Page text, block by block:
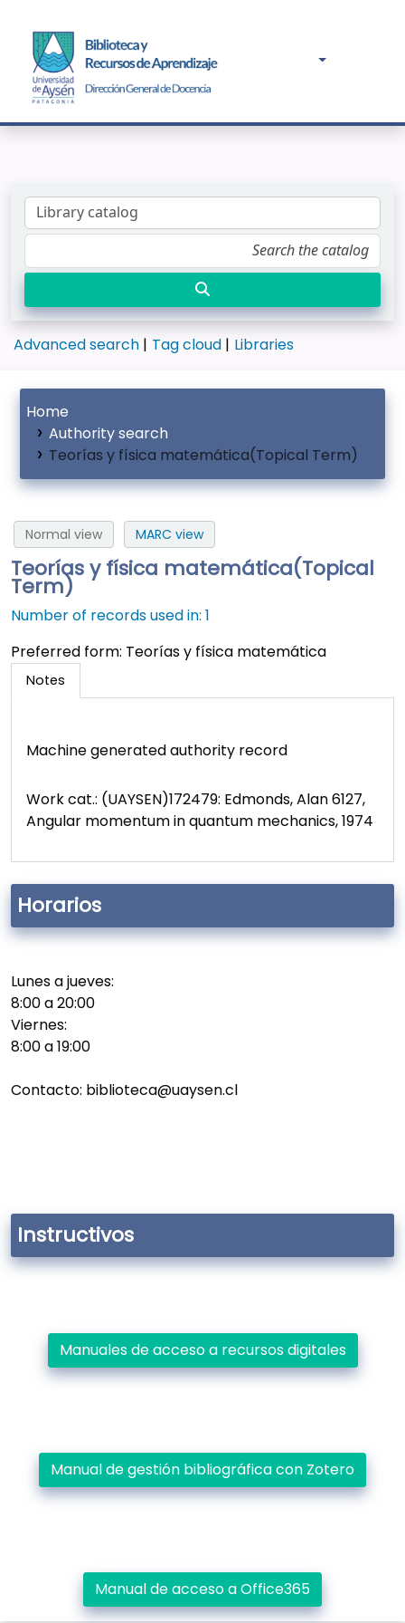
Advanced search Tag cloud Libraries
Home
Authority search
Teorías y física matemática(Topical Term)
Horarios
Lunes a jueves:
8:00 a 20:00
Viernes:
8:00 a 19:00
Contacto: biblioteca@uaysen.cl
Instructivos
Manuales de acceso a recursos digitales
Manual de gestión bibliográfica con Zotero
Manual de acceso a Office365
Normal view MARC view
Teorías y física matemática(Topical
Term)
Number of records used in: 1
Preferred form: Teorías y física matemática
Notes
Machine generated authority record
Work cat.: (UAYSEN)172479: Edmonds, Alan 6127,
Angular momentum in quantum mechanics, 1974